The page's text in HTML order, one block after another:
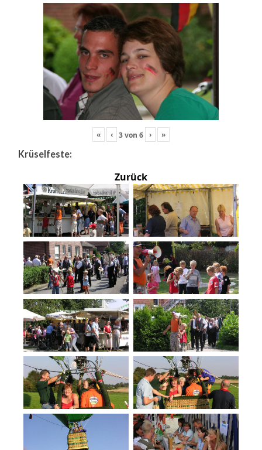
« ‹ 3von 6 › »
Krüselfeste:
Zurück